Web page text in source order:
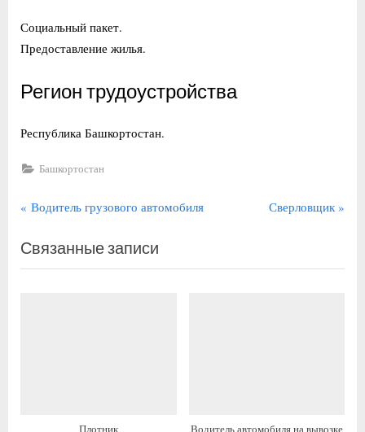
Социальный пакет.
Предоставление жилья.
Регион трудоустройства
Республика Башкортостан.
Башкортостан
Навигация
П
е
д
Водитель грузового автомобиля
С
д
Сверловщик
Связанные записи
Плотник
Водитель автомобиля на вывозке